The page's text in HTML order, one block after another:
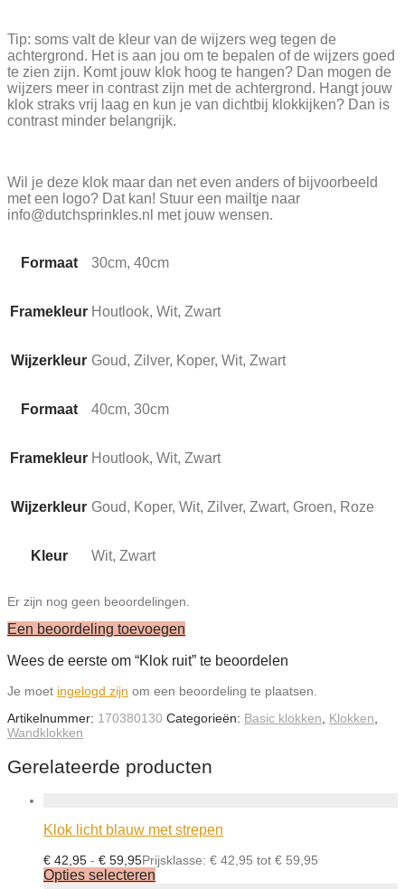
Tip: soms valt de kleur van de wijzers weg tegen de
achtergrond. Het is aan jou om te bepalen of de wijzers goed
te zien zijn. Komt jouw klok hoog te hangen? Dan mogen de
wijzers meer in contrast zijn met de achtergrond. Hangt jouw
klok straks vrij laag en kun je van dichtbij klokkijken? Dan is
contrast minder belangrijk.
Wil je deze klok maar dan net even anders of bijvoorbeeld
met een logo? Dat kan! Stuur een mailtje naar
info@dutchsprinkles.nl met jouw wensen.
Formaat 30cm, 40cm
Framekleur Houtlook, Wit, Zwart
Wijzerkleur Goud, Zilver, Koper, Wit, Zwart
Formaat 40cm, 30cm
Framekleur Houtlook, Wit, Zwart
Wijzerkleur Goud, Koper, Wit, Zilver, Zwart, Groen, Roze
Kleur Wit, Zwart
Er zijn nog geen beoordelingen.
Een beoordeling toevoegen
Wees de eerste om “Klok ruit” te beoordelen
Je moet ingelogd zijn om een beoordeling te plaatsen.
Artikelnummer: 170380130 Categorieën: Basic klokken, Klokken,
Wandklokken
Gerelateerde producten
Klok licht blauw met strepen
€ 42,95 - € 59,95Prijsklasse: € 42,95 tot € 59,95
Opties selecteren